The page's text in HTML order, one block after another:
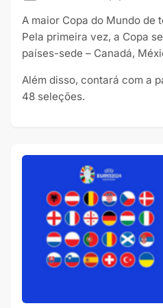
A maior Copa do Mundo de
Pela primeira vez, a Copa
países-sede – Canadá,
Além disso, contará com a
48 seleções.